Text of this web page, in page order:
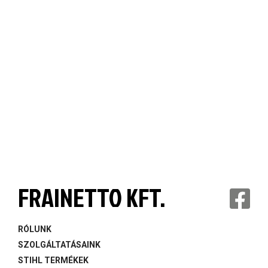
FRAINETTO KFT.
RÓLUNK
SZOLGÁLTATÁSAINK
STIHL TERMÉKEK